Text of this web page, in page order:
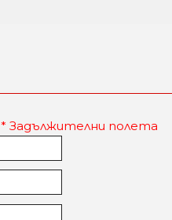
* Задължителни полета